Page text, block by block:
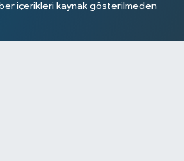
içerikleri kaynak gösterilmeden